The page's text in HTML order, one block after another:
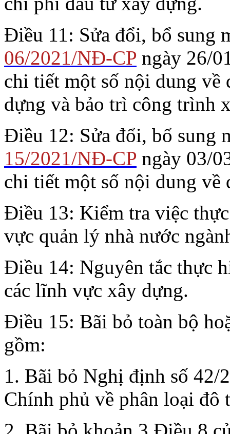
Điều 11: Sửa đổi, bổ sung
06/2021/NĐ-CP ngày 26/
chi tiết một số nội dung
dựng và bảo trì công trình
Điều 12: Sửa đổi, bổ sung
15/2021/NĐ-CP ngày 03/
chi tiết một số nội dung về
Điều 13: Kiểm tra việc
vực quản lý nhà nước
Điều 14: Nguyên tắc thực
các lĩnh vực xây dựng.
Điều 15: Bãi bỏ toàn bộ
gồm:
1. Bãi bỏ Nghị định số 42/
Chính phủ về phân loại đô